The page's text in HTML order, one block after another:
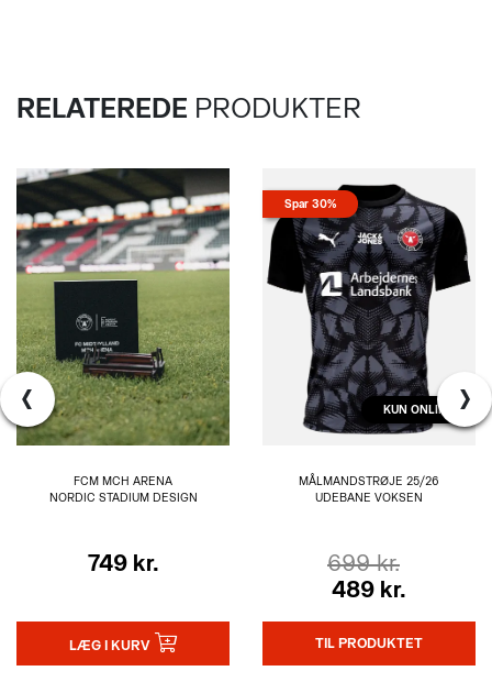
RELATEREDE PRODUKTER
FCM MCH ARENA
NORDIC STADIUM DESIGN
749 kr.
LÆG I KURV
KUN ONLINE
Spar 30%
MÅLMANDSTRØJE 25/26
UDEBANE VOKSEN
699 kr.
489 kr.
TIL PRODUKTET
‹ ›